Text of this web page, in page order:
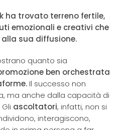
ha trovato terreno fertile,
emozionali e creativi che
sua diffusione.
quanto sia
ben orchestrata
Il successo non
ma anche dalla capacità di
ascoltatori, infatti, non si
interagiscono,